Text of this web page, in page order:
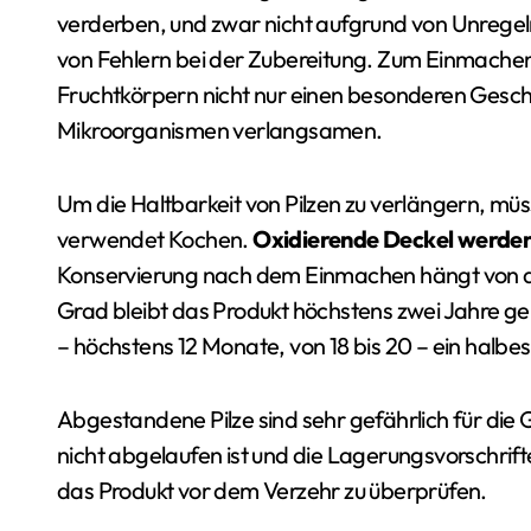
verderben, und zwar nicht aufgrund von
von Fehlern bei der Zubereitung. Zum
Fruchtkörpern nicht nur einen besonderen
Mikroorganismen verlangsamen.
Um die Haltbarkeit von Pilzen zu verlängern,
verwendet Kochen.Oxidierende Deckel
Konservierung nach dem Einmachen hängt von
Grad bleibt das Produkt höchstens zwei Jahre
– höchstens 12 Monate, von 18 bis 20 – ein
Abgestandene Pilze sind sehr gefährlich für
nicht abgelaufen ist und die
das Produkt vor dem Verzehr zu überprüfen.